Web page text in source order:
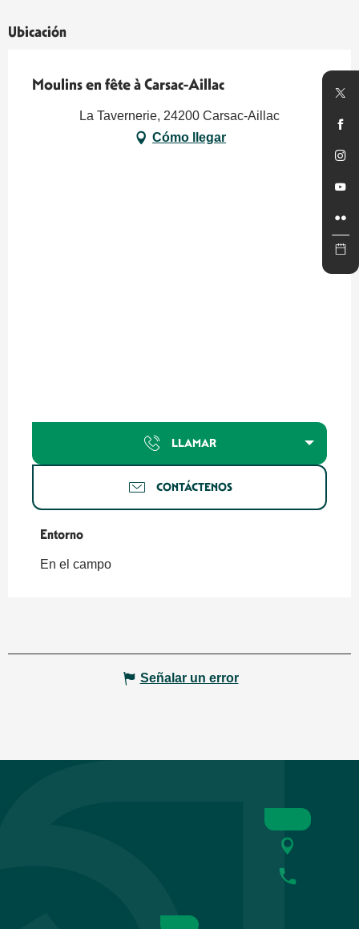
Ubicación
Moulins en fête à Carsac-Aillac
La Tavernerie, 24200 Carsac-Aillac
Cómo llegar
LLAMAR
CONTÁCTENOS
Entorno
Entorno
En el campo
Señalar un error